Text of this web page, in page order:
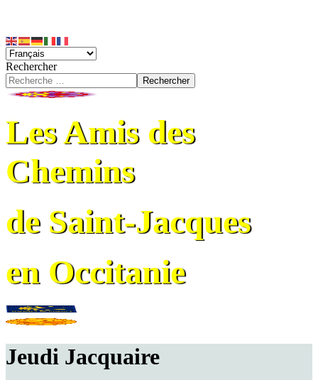
Rechercher
Rechercher
Les Amis des
Chemins
de Saint-Jacques
en Occitanie
Jeudi Jacquaire